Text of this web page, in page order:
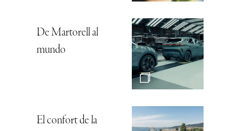
De Martorell al
mundo
El confort de la